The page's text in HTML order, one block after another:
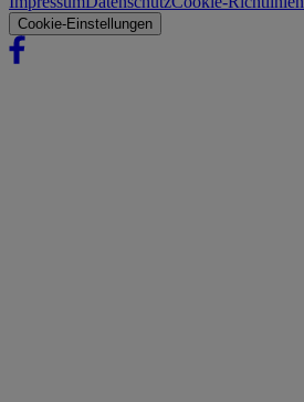
Cookie-Einstellungen